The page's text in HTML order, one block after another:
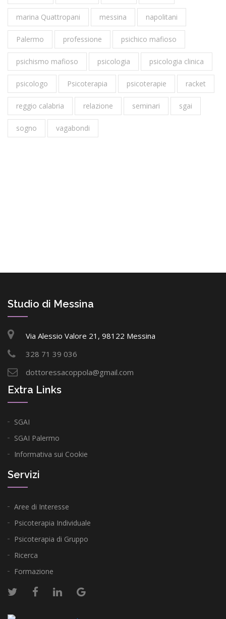
marina Quattropani messina napolitani
Palermo professione psichico mafioso
psichismo mafioso psicologia psicologia clinica
psicologo Psicoterapia psicoterapie racket
reggio calabria relazione seminari sgai
sogno vagabondi
Studio di Messina
Via Alessio Valore 21, 98122 Messina
328 71 39 036
dottoressacoppola@gmail.com
Extra Links
SGAI
SGAI Palermo
Informativa sui Cookie
Servizi
Aree di Interesse
Psicoterapia Individuale
Psicoterapia di Gruppo
Ricerca
Formazione